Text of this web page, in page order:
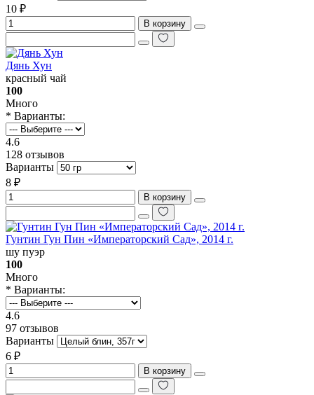
10 ₽
В корзину
Дянь Хун
красный чай
100
Много
* Варианты:
4.6
128 отзывов
Варианты
8 ₽
В корзину
Гунтин Гун Пин «‎Императорский Сад», 2014 г.
шу пуэр
100
Много
* Варианты:
4.6
97 отзывов
Варианты
6 ₽
В корзину